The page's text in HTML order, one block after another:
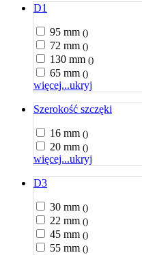
D1
95 mm ()
72 mm ()
130 mm ()
65 mm ()
więcej...ukryj
Szerokość szczęki
16 mm ()
20 mm ()
więcej...ukryj
D3
30 mm ()
22 mm ()
45 mm ()
55 mm ()